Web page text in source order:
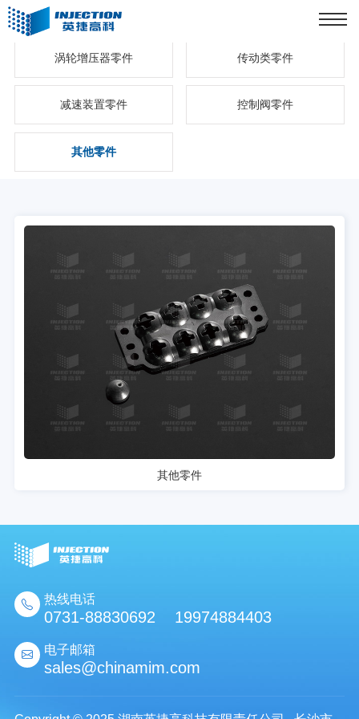
涡轮增压器零件 传动类零件
减速装置零件 控制阀零件
其他零件
其他零件
热线电话
0731-88830692 19974884403
电子邮箱
sales@chinamim.com